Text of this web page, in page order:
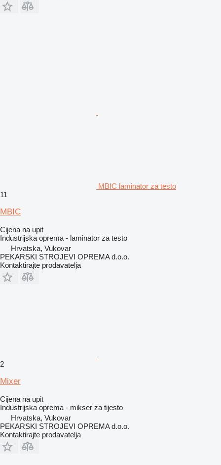
MBIC laminator za testo
11
MBIC
Cijena na upit
Industrijska oprema - laminator za testo
Hrvatska, Vukovar
PEKARSKI STROJEVI OPREMA d.o.o.
Kontaktirajte prodavatelja
2
Mixer
Cijena na upit
Industrijska oprema - mikser za tijesto
Hrvatska, Vukovar
PEKARSKI STROJEVI OPREMA d.o.o.
Kontaktirajte prodavatelja